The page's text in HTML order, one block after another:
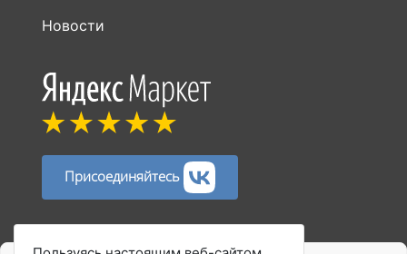
Новости
Присоединяйтесь